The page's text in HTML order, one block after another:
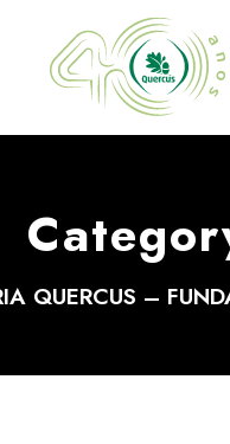
QUERCUS –